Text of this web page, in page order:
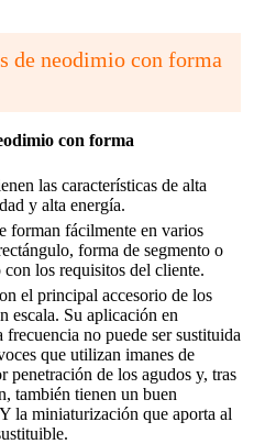
de neodimio con forma
con forma
las características de alta
y alta energía.
forman fácilmente en varios
forma de segmento o
los requisitos del cliente.
el principal accesorio de los
escala. Su aplicación en
frecuencia no puede ser sustituida
que utilizan imanes de
penetración de los agudos y, tras
también tienen un buen
la miniaturización que aporta al